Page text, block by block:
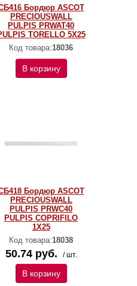
Бордюр ASCOT
PRECIOUSWALL
PULPIS PRWAT40
TORELLO 5X25
Код товара:18036
В корзину
Бордюр ASCOT
PRECIOUSWALL
PULPIS PRWC40
PULPIS COPRIFILO
1X25
Код товара:18038
50.74 руб. / шт.
В корзину